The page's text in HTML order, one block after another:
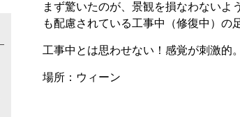
まず驚いたのが、景観を損なわないよ
も配慮されている工事中（修復中）の
工事中とは思わせない！感覚が刺激的。
場所：ウィーン